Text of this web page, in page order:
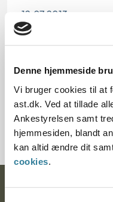
Denne hjemmeside
Vi bruger cookies til at
ast.dk. Ved at tillade
Ankestyrelsen samt
hjemmesiden, blandt
kan altid ændre dit
cookies.
12.07.2013
§ 7 § 14 § 15
Journalnummer
4601-86
Ankestyrelsen